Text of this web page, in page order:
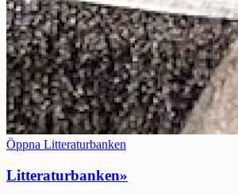
Öppna Litteraturbanken
Litteraturbanken»